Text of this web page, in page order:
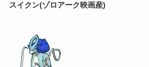
スイクン(ゾロアーク映画産)